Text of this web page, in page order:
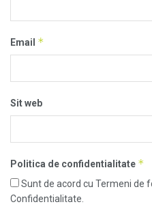
Email *
Sit web
Politica de confidentialitate *
Sunt de acord cu Termeni de
Confidentialitate.